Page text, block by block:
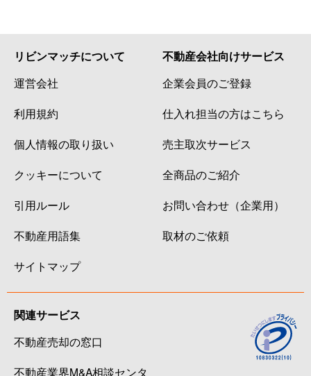
リビンマッチについて
運営会社
利用規約
個人情報の取り扱い
クッキーについて
引用ルール
不動産用語集
サイトマップ
不動産会社向けサービス
企業会員のご登録
仕入れ担当の方はこちら
売主取次サービス
全商品のご紹介
お問い合わせ（企業用）
取材のご依頼
関連サービス
不動産売却の窓口
不動産業界M&A相談センタ